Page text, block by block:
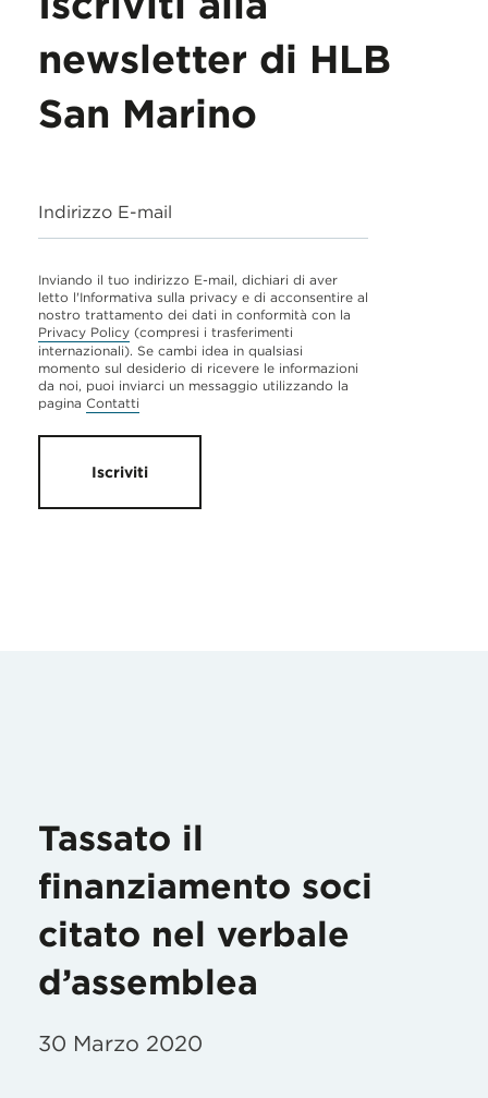
newsletter di HLB
San Marino
Indirizzo E-mail
Inviando il tuo indirizzo E-mail, dichiari di aver
letto l'Informativa sulla privacy e di acconsentire al
nostro trattamento dei dati in conformità con la
Privacy Policy (compresi i trasferimenti
internazionali). Se cambi idea in qualsiasi
momento sul desiderio di ricevere le informazioni
da noi, puoi inviarci un messaggio utilizzando la
pagina Contatti
Iscriviti
Tassato il
finanziamento soci
citato nel verbale
d’assemblea
30 Marzo 2020